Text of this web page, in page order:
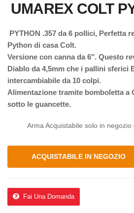
UMAREX COLT
PYTHON .357 da 6 pollici, Perfetta
Python di casa Colt.
Versione con canna da 6″. Questo
Diablo da 4,5mm che i pallini sferici
intercambiabile da 10 colpi.
Alimentazione tramite bomboletta a
sotto le guancette.
Arma Acquistabile solo in negozio
ACQUISTABILE IN NEGOZIO
Fai Una Domanda